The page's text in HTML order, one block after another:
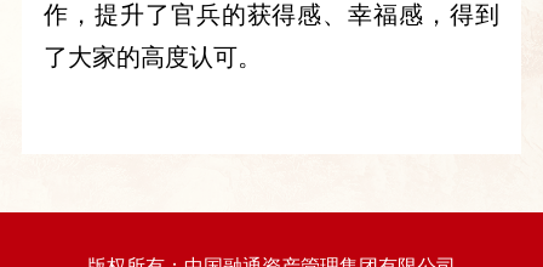
作，提升了官兵的获得感、幸福感，得到
了大家的高度认可。